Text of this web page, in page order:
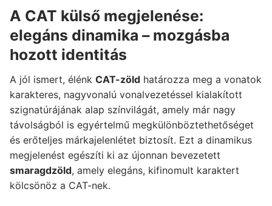
A CAT külső megjelenése:
elegáns dinamika – mozgásba
hozott identitás
A jól ismert, élénk CAT-zöld határozza meg a vonatok
karakteres, nagyvonalú vonalvezetéssel kialakított
szignatúrájának alap színvilágát, amely már nagy
távolságból is egyértelmű megkülönböztethetőséget
és erőteljes márkajelenlétet biztosít. Ezt a dinamikus
megjelenést egészíti ki az újonnan bevezetett
smaragdzöld, amely elegáns, kifinomult karaktert
kölcsönöz a CAT-nek.